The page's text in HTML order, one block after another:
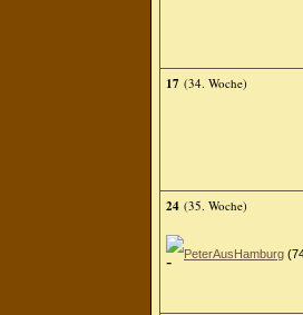
17 (34. Woche)
24 (35. Woche)
PeterAusHamburg